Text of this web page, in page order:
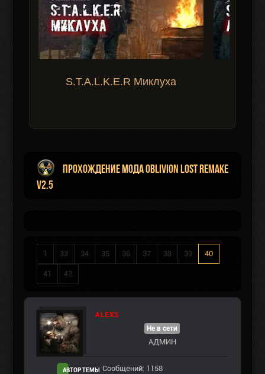
S.T.A.L.K.E.R Миклуха
Прохождение мода Oblivion Lost Remake
v2.5
1 33 34 35 36 37 38 39 40
41 42
ALEXS
АВТОР ТЕМЫ
Не в сети
АДМИН
Сообщений: 1158